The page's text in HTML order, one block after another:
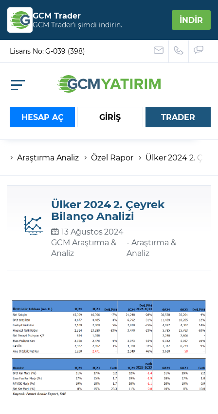
GCM Trader
GCM Trader’ı şimdi indirin. İNDİR
Lisans No: G-039 (398)
HESAP AÇ GİRİŞ
Hesap numaranız
Şifreniz
Şifremi Unuttum
TRADER
Araştırma Analiz Özel Rapor Ülker 2024 2.
Ülker 2024 2. Çeyrek
Bilanço Analizi
13 Ağustos 2024
GCM Araştırma &
Analiz
- Araştırma &
Analiz